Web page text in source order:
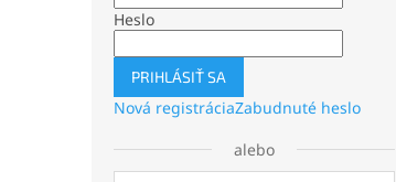
Heslo
PRIHLÁSIŤ SA
Nová registráciaZabudnuté heslo
alebo